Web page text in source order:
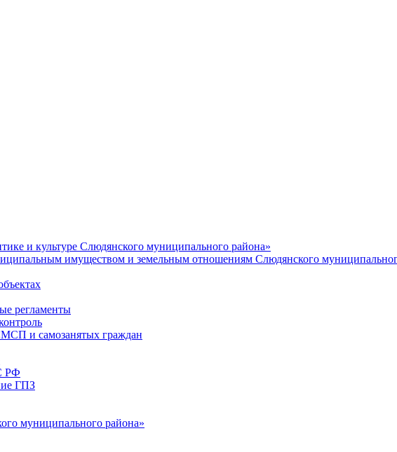
и культуре Слюдянского муниципального района»
имуществом и земельным отношениям Слюдянского
регламенты
и самозанятых граждан
РФ
ГПЗ
муниципального района»